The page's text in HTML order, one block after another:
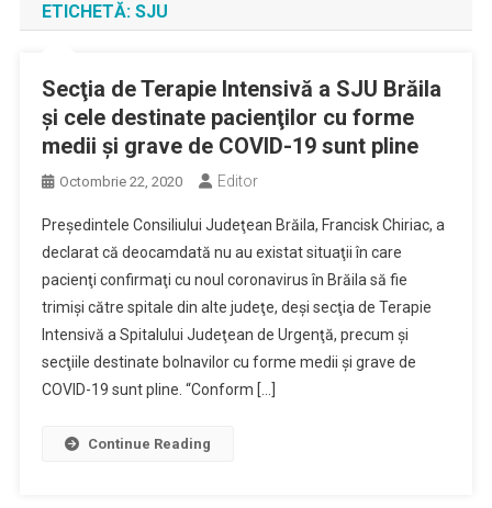
ETICHETĂ: SJU
Secţia de Terapie Intensivă a SJU Brăila
şi cele destinate pacienţilor cu forme
medii şi grave de COVID-19 sunt pline
Octombrie 22, 2020 Editor
Preşedintele Consiliului Judeţean Brăila, Francisk Chiriac, a
declarat că deocamdată nu au existat situaţii în care
pacienţi confirmaţi cu noul coronavirus în Brăila să fie
trimişi către spitale din alte judeţe, deşi secţia de Terapie
Intensivă a Spitalului Judeţean de Urgenţă, precum şi
secţiile destinate bolnavilor cu forme medii şi grave de
COVID-19 sunt pline. “Conform […]
Continue Reading